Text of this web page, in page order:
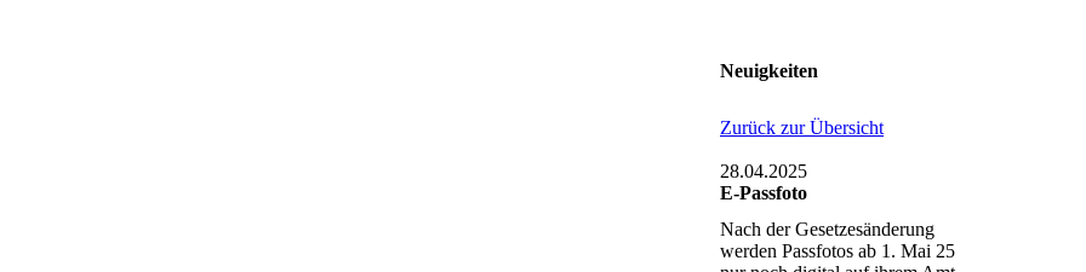
Neuigkeiten
Zurück zur Übersicht
28.04.2025
E-Passfoto
Nach der Gesetzesänderung
werden Passfotos ab 1. Mai 25